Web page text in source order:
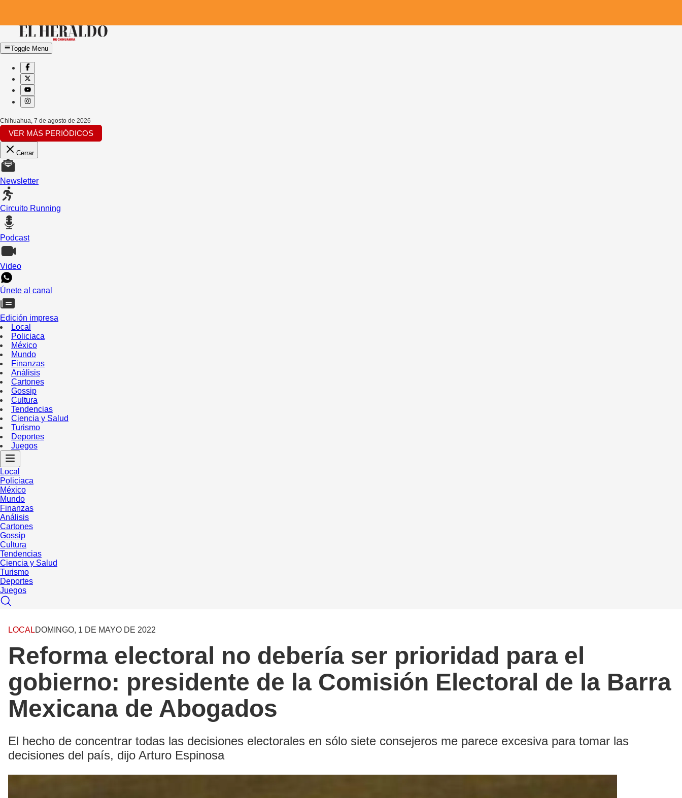
Toggle Menu
Chihuahua 7 de agosto de 2026
VER MÁS PERIÓDICOS
Cerrar
Newsletter
Circuito Running
Podcast
Video
Únete al canal
Edición impresa
Local
Policiaca
México
Mundo
Finanzas
Análisis
Cartones
Gossip
Cultura
Tendencias
Ciencia y Salud
Turismo
Deportes
Juegos
Local
Policiaca
México
Mundo
Finanzas
Análisis
Cartones
Gossip
Cultura
Tendencias
Ciencia y Salud
Turismo
Deportes
Juegos
LOCALDOMINGO, 1 DE MAYO DE 2022
Reforma electoral no debería ser prioridad para el
gobierno: presidente de la Comisión Electoral de la Barra
Mexicana de Abogados
El hecho de concentrar todas las decisiones electorales en sólo siete consejeros me parece excesiva para tomar las
decisiones del país, dijo Arturo Espinosa